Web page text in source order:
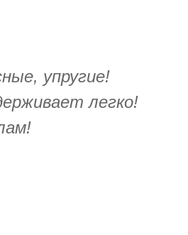
упругие!
легко!